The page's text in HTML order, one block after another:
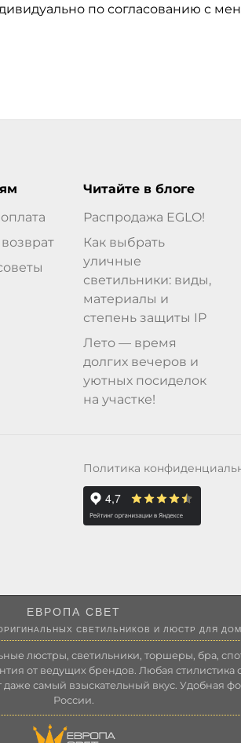
по согласованию с
Читайте в блоге
Распродажа EGLO!
Как выбрать
уличные
светильники: виды,
материалы и
степень защиты IP
Лето — время
долгих вечеров и
уютных посиделок
на участке!
Политика
ЕВРОПА СВЕТ
СВЕТИЛЬНИКОВ И ЛЮСТР ДЛЯ
люстры, светильники, торшеры, бра,
от ведущих брендов. Любая стилистика
самый взыскательный вкус. Удобная
России.